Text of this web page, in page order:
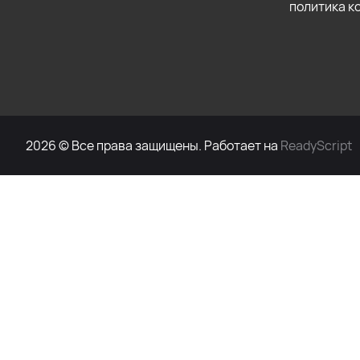
политика
2026 © Все права защищены. Работает на ReadyScript